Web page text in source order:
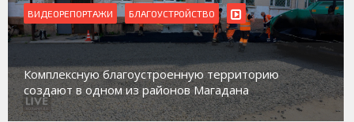
ВИДЕОРЕПОРТАЖИ
Магадан присоединился к пилотному проекту по
работе с несовершеннолетними из групп
социального риска «Переправа»